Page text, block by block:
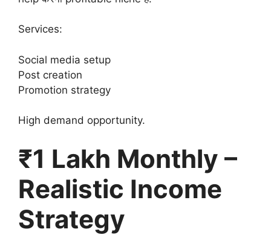
Services:
Social media setup
Post creation
Promotion strategy
High demand opportunity.
₹1 Lakh Monthly –
Realistic Income
Strategy